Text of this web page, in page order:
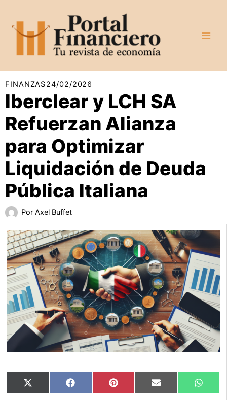
contenido
FINANZAS24/02/2026
Iberclear y LCH SA
Refuerzan Alianza
para Optimizar
Liquidación de Deuda
Pública Italiana
Por Axel Buffet
Compartir
en
X
(Twitter)
Compartir
en
Facebook Compartir
en
Pinterest Compartir
en
Email
en